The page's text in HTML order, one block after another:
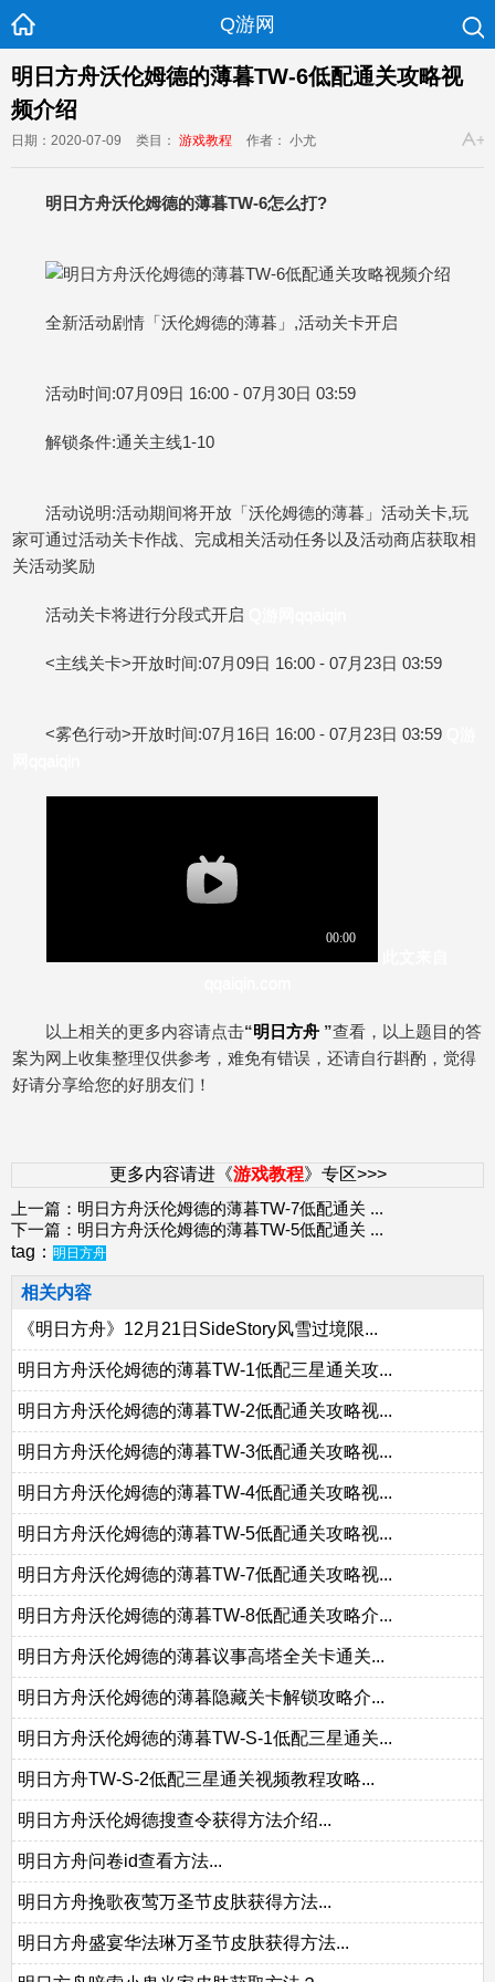
Q游网
明日方舟沃伦姆德的薄暮TW-6低配通关攻略视
频介绍
日期：2020-07-09 类目： 游戏教程 作者： 小尤
明日方舟沃伦姆德的薄暮TW-6怎么打?
全新活动剧情「沃伦姆德的薄暮」,活动关卡开启
活动时间:07月09日 16:00 - 07月30日 03:59
解锁条件:通关主线1-10
活动说明:活动期间将开放「沃伦姆德的薄暮」活动关卡,玩
家可通过活动关卡作战、完成相关活动任务以及活动商店获取相
关活动奖励
活动关卡将进行分段式开启
<主线关卡>开放时间:07月09日 16:00 - 07月23日 03:59
<雾色行动>开放时间:07月16日 16:00 - 07月23日 03:59
以上相关的更多内容请点击“明日方舟 ”查看，以上题目的答
案为网上收集整理仅供参考，难免有错误，还请自行斟酌，觉得
好请分享给您的好朋友们！
更多内容请进《游戏教程》专区>>>
上一篇： 明日方舟沃伦姆德的薄暮TW-7低配通关 ...
下一篇： 明日方舟沃伦姆德的薄暮TW-5低配通关 ...
tag： 明日方舟
相关内容
《明日方舟》12月21日SideStory风雪过境限...
明日方舟沃伦姆徳的薄暮TW-1低配三星通关攻...
明日方舟沃伦姆德的薄暮TW-2低配通关攻略视...
明日方舟沃伦姆德的薄暮TW-3低配通关攻略视...
明日方舟沃伦姆德的薄暮TW-4低配通关攻略视...
明日方舟沃伦姆德的薄暮TW-5低配通关攻略视...
明日方舟沃伦姆德的薄暮TW-7低配通关攻略视...
明日方舟沃伦姆德的薄暮TW-8低配通关攻略介...
明日方舟沃伦姆德的薄暮议事高塔全关卡通关...
明日方舟沃伦姆徳的薄暮隐藏关卡解锁攻略介...
明日方舟沃伦姆徳的薄暮TW-S-1低配三星通关...
明日方舟TW-S-2低配三星通关视频教程攻略...
明日方舟沃伦姆德搜查令获得方法介绍...
明日方舟问卷id查看方法...
明日方舟挽歌夜莺万圣节皮肤获得方法...
明日方舟盛宴华法琳万圣节皮肤获得方法...